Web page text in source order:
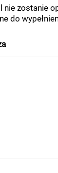
nie zostanie
do